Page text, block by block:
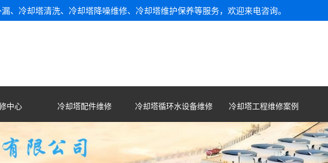
、冷却塔清洗、冷却塔降噪维修、冷却塔维护保养等服务，欢迎来电咨询。
中心 冷却塔配件维修 冷却塔循环水设备维修 冷却塔工程维修案例